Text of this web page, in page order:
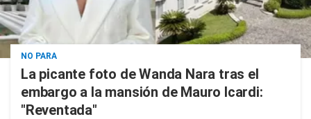
NO PARA
La picante foto de Wanda Nara tras el
embargo a la mansión de Mauro Icardi:
"Reventada"